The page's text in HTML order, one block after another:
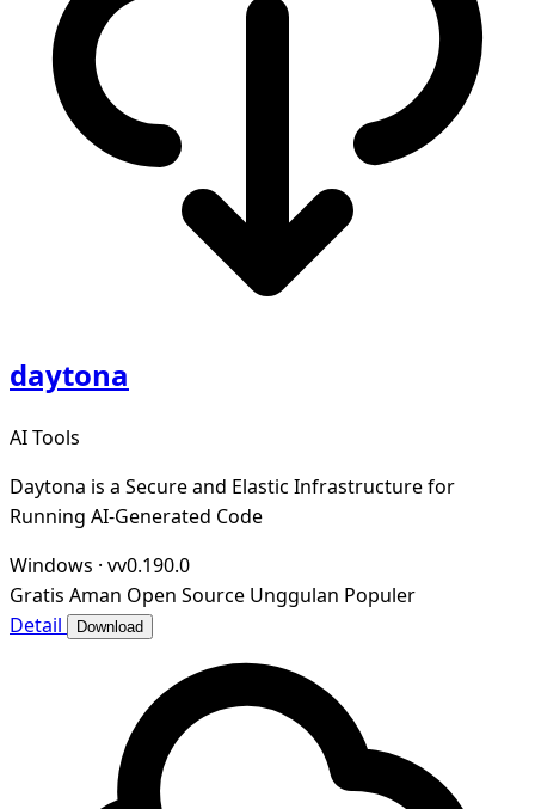
daytona
AI Tools
Daytona is a Secure and Elastic Infrastructure for
Running AI-Generated Code
Windows · vv0.190.0
Gratis Aman Open Source Unggulan Populer
Detail
Download